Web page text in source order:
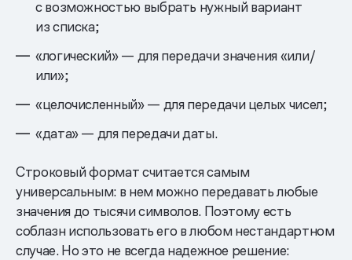
с возможностью выбрать нужный вариант
из списка;
«логический» — для передачи значения «или/
или»;
«целочисленный» — для передачи целых чисел;
«дата» — для передачи даты.
Строковый формат считается самым
универсальным: в нем можно передавать любые
значения до тысячи символов. Поэтому есть
соблазн использовать его в любом нестандартном
случае. Но это не всегда надежное решение: